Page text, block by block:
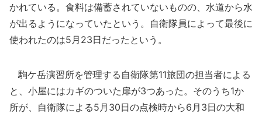
かれている。食料は備蓄されていないものの、水道から水
が出るようになっていたという。自衛隊員によって最後に
使われたのは5月23日だったという。
駒ケ岳演習所を管理する自衛隊第11旅団の担当者による
と、小屋にはカギのついた扉が3つあった。そのうち1か
所が、自衛隊による5月30日の点検時から6月3日の大和